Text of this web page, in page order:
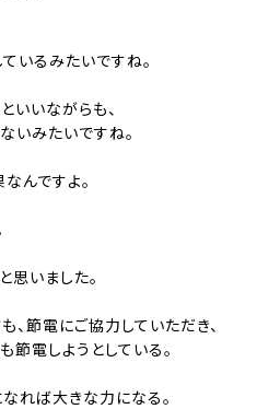
いるみたいですね。
いいながらも、
いみたいですね。
んですよ。
思いました。
節電にご協力していただき、
電しようとしている。
れば大きな力になる。